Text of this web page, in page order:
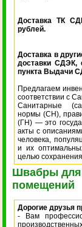
Доставка ТК
рублей.
Доставка в
доставки СДЭК,
пункта Выдачи
Предлагаем
соответствии с
Санитарные
нормы (СН),
(ГН) — это
акты с
человека,
и их
целью
Швабры для
помещений
Дорогие друзья
- Вам